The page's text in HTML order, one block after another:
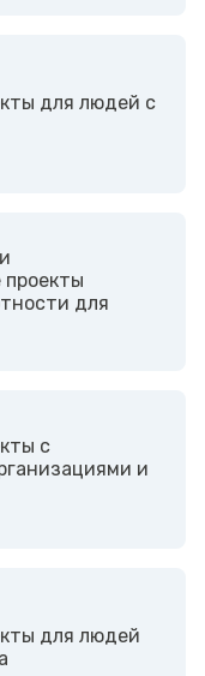
для людей с
проекты
для
с
и
для людей